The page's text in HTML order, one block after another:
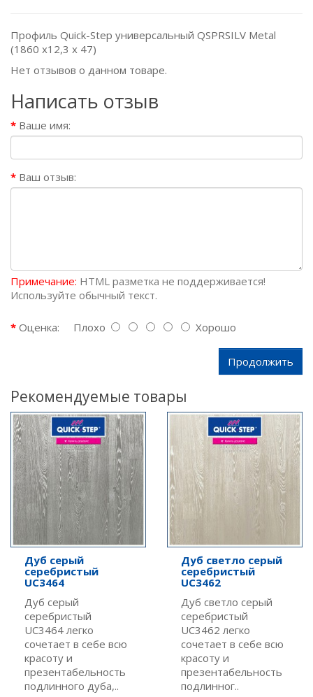
Профиль Quick-Step универсальный QSPRSILV Metal
(1860 х12,3 х 47)
Нет отзывов о данном товаре.
Написать отзыв
Ваше имя:
Ваш отзыв:
Примечание: HTML разметка не поддерживается!
Используйте обычный текст.
Оценка: Плохо Хорошо
Продолжить
Рекомендуемые товары
Дуб серый
серебристый
UC3464
Дуб серый
серебристый
UC3464 легко
сочетает в себе всю
красоту и
презентабельность
подлинного дуба,..
Дуб светло серый
серебристый
UC3462
Дуб светло серый
серебристый
UC3462 легко
сочетает в себе всю
красоту и
презентабельность
подлинног..